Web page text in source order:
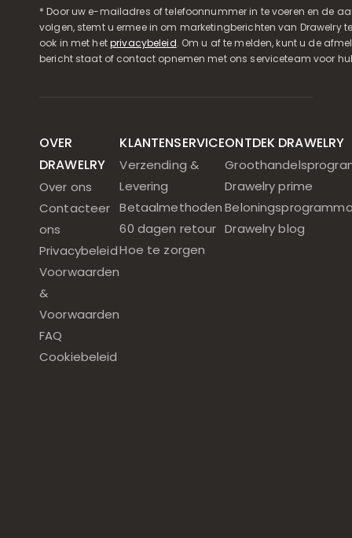
* Door uw e-mailadres of telefoonnummer in te voeren en de
volgen, stemt u ermee in om marketingberichten van Drawelry
ook in met hetprivacybeleid. Om u af te melden, kunt u de
bericht staat of contact opnemen met ons serviceteam voor
OVER
DRAWELRY
Over ons
Contacteer
ons
Privacybeleid
Voorwaarden
&
Voorwaarden
FAQ
Cookiebeleid
KLANTENSERVICE
Verzending &
Levering
Betaalmethoden
60 dagen retour
Hoe te zorgen
ONTDEK DRAWELRY
Drawelry prime
Drawelry blog